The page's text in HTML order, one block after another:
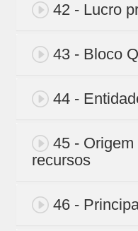
42 - Lucro
43 - Bloco Q
44 -
45 -
recursos
46 -